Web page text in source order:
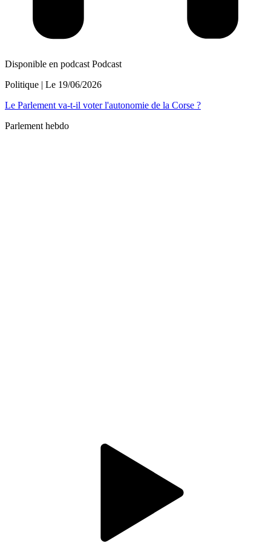
Disponible en podcast Podcast
Politique | Le 19/06/2026
Le Parlement va-t-il voter l'autonomie de la Corse ?
Parlement hebdo